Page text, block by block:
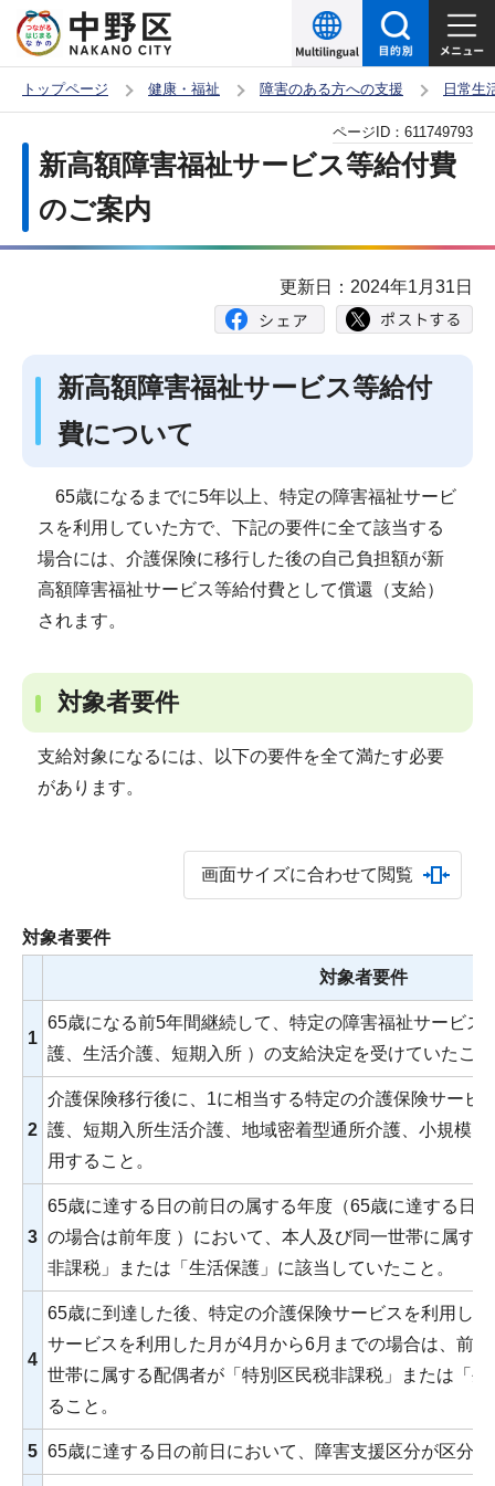
の
ー
トップページ 健康・福祉 障害のある方への支援 日常生
か
新高額障害福祉サービス等給付費
のご案内
ページID： 611749793
更新日：2024年1月31日
新高額障害福祉サービス等給付
費について
65歳になるまでに5年以上、特定の障害福祉サービ
スを利用していた方で、下記の要件に全て該当する
場合には、介護保険に移行した後の自己負担額が新
高額障害福祉サービス等給付費として償還（支給）
されます。
対象者要件
支給対象になるには、以下の要件を全て満たす必要
があります。
画面サイズに合わせて閲覧
対象者要件
対象者要件
1
65歳になる前5年間継続して、特定の障害福祉サービス
護、生活介護、短期入所 ）の支給決定を受けていたこ
2
介護保険移行後に、1に相当する特定の介護保険サービ
護、短期入所生活介護、地域密着型通所介護、小規模
用すること。
3
65歳に達する日の前日の属する年度（65歳に達する日
の場合は前年度 ）において、本人及び同一世帯に属す
非課税」または「生活保護」に該当していたこと。
4
65歳に到達した後、特定の介護保険サービスを利用し
サービスを利用した月が4月から6月までの場合は、前
世帯に属する配偶者が「特別区民税非課税」または「
ること。
5 65歳に達する日の前日において、障害支援区分が区分2